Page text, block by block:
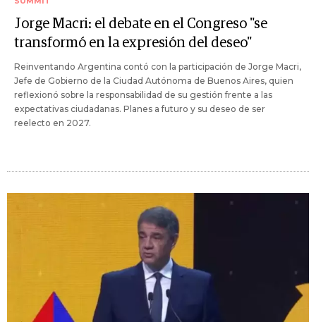
Jorge Macri: el debate en el Congreso "se
transformó en la expresión del deseo"
Reinventando Argentina contó con la participación de Jorge Macri,
Jefe de Gobierno de la Ciudad Autónoma de Buenos Aires, quien
reflexionó sobre la responsabilidad de su gestión frente a las
expectativas ciudadanas. Planes a futuro y su deseo de ser
reelecto en 2027.